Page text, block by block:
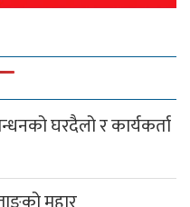
घरदैलो र कार्यकर्ता